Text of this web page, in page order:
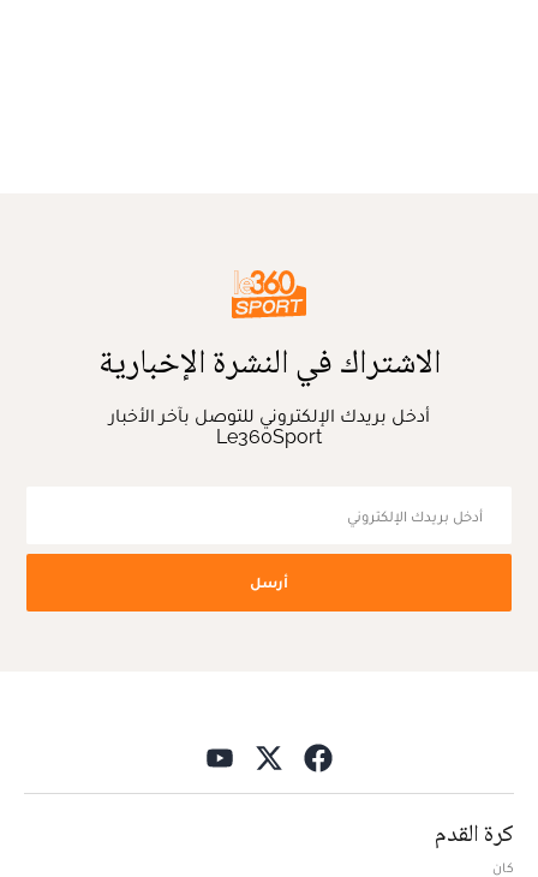
الاشتراك في النشرة الإخبارية
أدخل بريدك الإلكتروني للتوصل بآخر الأخبار
Le360Sport
أرسل
كرة القدم
كان